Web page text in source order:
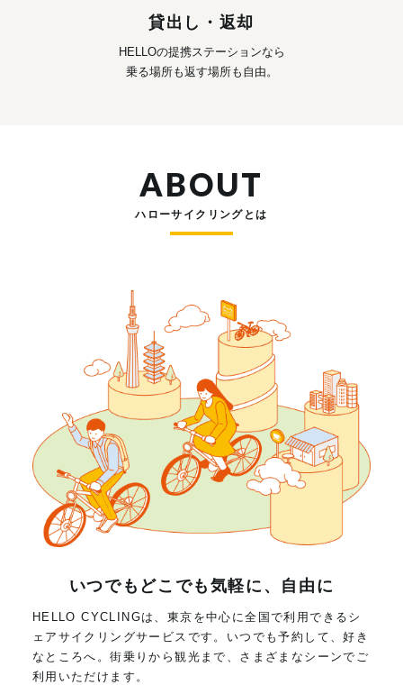
貸出し・返却
HELLOの提携ステーションなら
乗る場所も返す場所も自由。
ABOUT
ハローサイクリングとは
いつでもどこでも気軽に、自由に
HELLO CYCLINGは、東京を中心に全国で利用できるシ
ェアサイクリングサービスです。いつでも予約して、好き
なところへ。街乗りから観光まで、さまざまなシーンでご
利用いただけます。